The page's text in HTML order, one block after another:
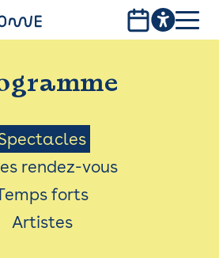
rendez-vous
forts
Artistes